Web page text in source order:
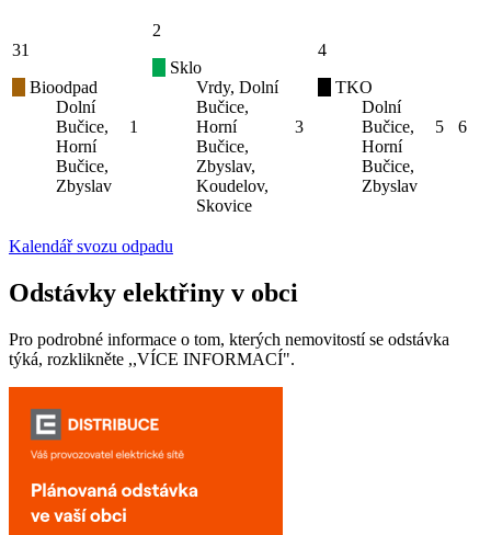
31
Bioodpad
Dolní
Bučice,
Horní
Bučice,
Zbyslav
1
2
Sklo
Vrdy, Dolní
Bučice,
Horní
Bučice,
Zbyslav,
Koudelov,
Skovice
3
4
TKO
Dolní
Bučice,
Horní
Bučice,
Zbyslav
5 6
Kalendář svozu odpadu
Odstávky elektřiny v obci
Pro podrobné informace o tom, kterých nemovitostí se odstávka
týká, rozklikněte ,,VÍCE INFORMACÍ".